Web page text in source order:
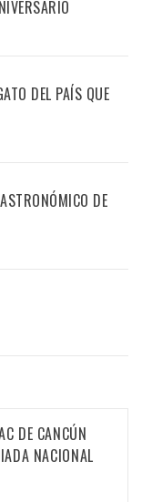
DEL PAÍS QUE
DE
DE CANCÚN
NACIONAL